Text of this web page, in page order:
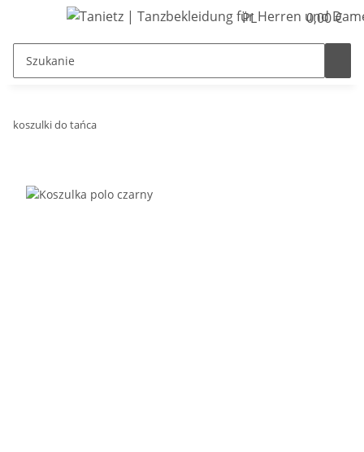
PL 0,00 €
koszulki do tańca